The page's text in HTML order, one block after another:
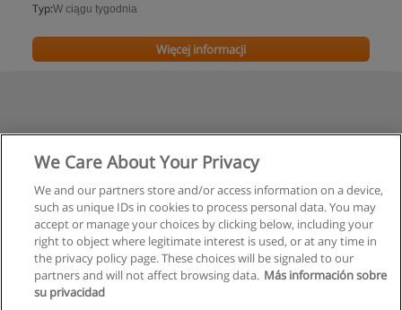
Typ:W ciągu tygodnia
Więcej informacji
We Care About Your Privacy
We and our partners store and/or access information on a device,
such as unique IDs in cookies to process personal data. You may
accept or manage your choices by clicking below, including your
right to object where legitimate interest is used, or at any time in
the privacy policy page. These choices will be signaled to our
partners and will not affect browsing data. Más información sobre
su privacidad